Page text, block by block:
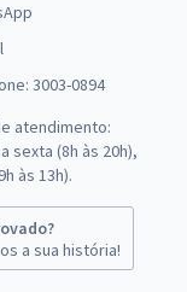
3003-0894
atendimento:
sexta (8h às 20h),
às 13h).
a sua história!